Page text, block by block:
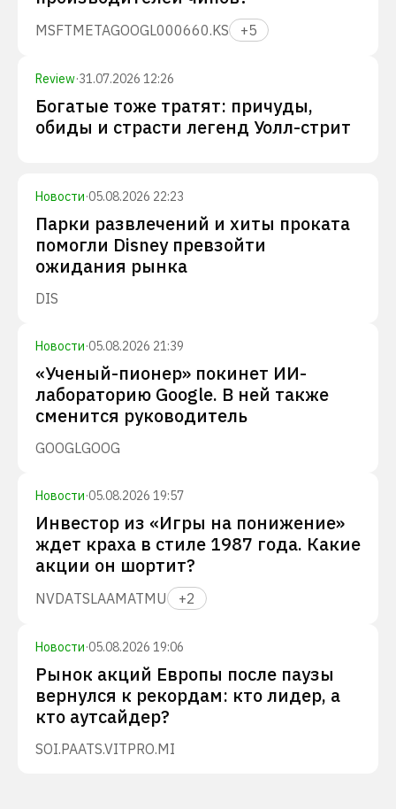
MSFTMETAGOOGL000660.KS +5
Review·31.07.2026 12:26
Богатые тоже тратят: причуды,
обиды и страсти легенд Уолл-стрит
Новости·05.08.2026 22:23
Парки развлечений и хиты проката
помогли Disney превзойти
ожидания рынка
DIS
Новости·05.08.2026 21:39
«Ученый-пионер» покинет ИИ-
лабораторию Google. В ней также
сменится руководитель
GOOGLGOOG
Новости·05.08.2026 19:57
Инвестор из «Игры на понижение»
ждет краха в стиле 1987 года. Какие
акции он шортит?
NVDATSLAAMATMU +2
Новости·05.08.2026 19:06
Рынок акций Европы после паузы
вернулся к рекордам: кто лидер, а
кто аутсайдер?
SOI.PAATS.VITPRO.MI